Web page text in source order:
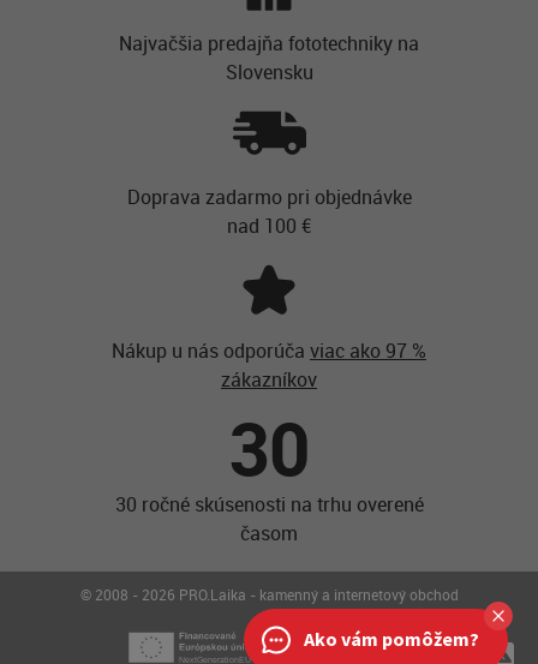
Najvačšia predajňa fototechniky na
Slovensku
Doprava zadarmo pri objednávke
nad 100 €
Nákup u nás odporúča viac ako 97 %
zákazníkov
30
30 ročné skúsenosti na trhu overené
časom
© 2008 - 2026 PRO.Laika - kamenný a internetový obchod
Ako vám pomôžem?